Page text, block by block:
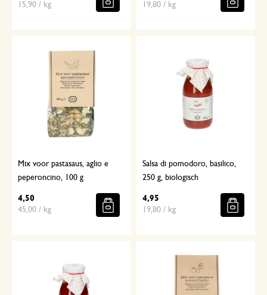
15,90 / kg
19,80 / kg
Mix voor pastasaus, aglio e
peperoncino, 100 g
4,50
45,00 / kg
Salsa di pomodoro, basilico,
250 g, biologisch
4,95
19,80 / kg